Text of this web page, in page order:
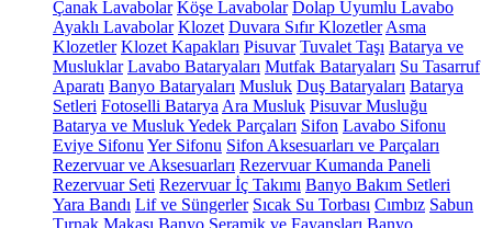
Çanak Lavabolar Köşe Lavabolar Dolap Uyumlu Lavabo
Ayaklı Lavabolar Klozet Duvara Sıfır Klozetler Asma
Klozetler Klozet Kapakları Pisuvar Tuvalet Taşı Batarya ve
Musluklar Lavabo Bataryaları Mutfak Bataryaları Su Tasarruf
Aparatı Banyo Bataryaları Musluk Duş Bataryaları Batarya
Setleri Fotoselli Batarya Ara Musluk Pisuvar Musluğu
Batarya ve Musluk Yedek Parçaları Sifon Lavabo Sifonu
Eviye Sifonu Yer Sifonu Sifon Aksesuarları ve Parçaları
Rezervuar ve Aksesuarları Rezervuar Kumanda Paneli
Rezervuar Seti Rezervuar İç Takımı Banyo Bakım Setleri
Yara Bandı Lif ve Süngerler Sıcak Su Torbası Cımbız Sabun
Tırnak Makası Banyo Seramik ve Fayansları Banyo